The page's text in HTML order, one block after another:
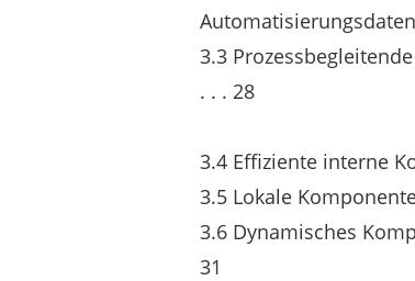
3.3
. . . 28
3.4 Effiziente interne
3.5 Lokale
3.6 Dynamisches
31